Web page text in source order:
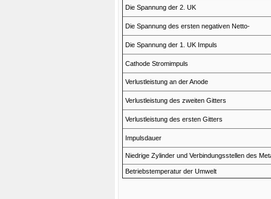
Die Spannung der 2. UK
Die Spannung des ersten negativen Netto-
Die Spannung der 1. UK Impuls
Cathode Stromimpuls
Verlustleistung an der Anode
Verlustleistung des zweiten Gitters
Verlustleistung des ersten Gitters
Impulsdauer
Niedrige Zylinder und Verbindungsstellen des
Betriebstemperatur der Umwelt